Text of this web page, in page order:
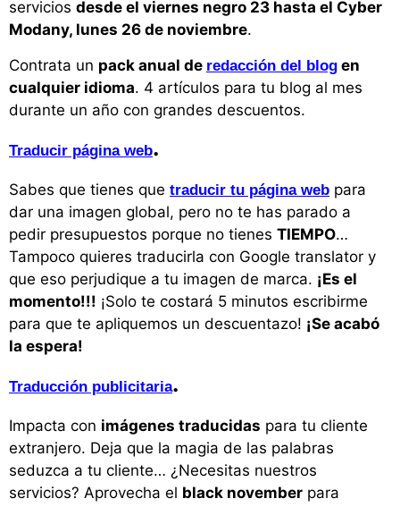
servicios desde el viernes negro 23 hasta el Cyber
Modany, lunes 26 de noviembre.
Contrata un pack anual de redacción del blog en
cualquier idioma. 4 artículos para tu blog al mes
durante un año con grandes descuentos.
Traducir página web.
Sabes que tienes que traducir tu página web para
dar una imagen global, pero no te has parado a
pedir presupuestos porque no tienes TIEMPO…
Tampoco quieres traducirla con Google translator y
que eso perjudique a tu imagen de marca. ¡Es el
momento!!! ¡Solo te costará 5 minutos escribirme
para que te apliquemos un descuentazo! ¡Se acabó
la espera!
Traducción publicitaria.
Impacta con imágenes traducidas para tu cliente
extranjero. Deja que la magia de las palabras
seduzca a tu cliente… ¿Necesitas nuestros
servicios? Aprovecha el black november para